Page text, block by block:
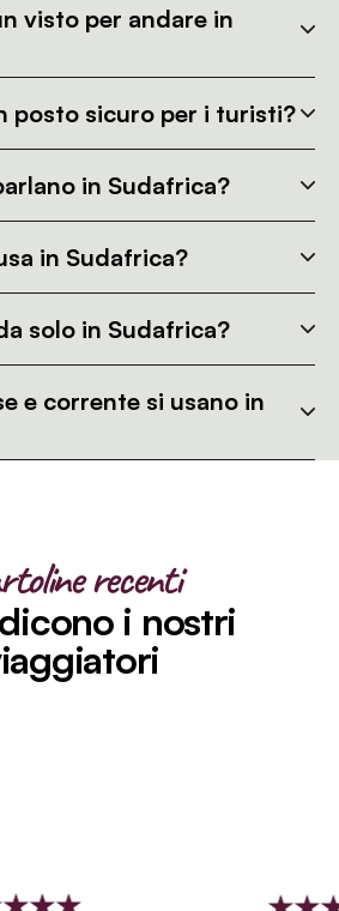
visto per andare in
posto sicuro per i turisti?
in Sudafrica?
in Sudafrica?
solo in Sudafrica?
e corrente si usano in
recenti
i nostri